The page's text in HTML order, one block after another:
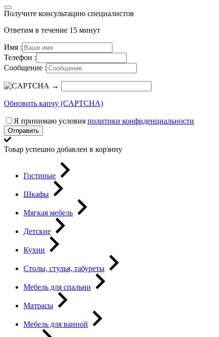
Получите консультацию специалистов
Ответим в течение 15 минут
Имя :
Телефон :
Сообщение :
→
Обновить капчу (CAPTCHA)
Я принимаю условия политики конфиденциальности
Отправить
Товар успешно добавлен в корзину
Гостиные
Шкафы
Мягкая мебель
Детские
Кухни
Столы, стулья, табуреты
Мебель для спальни
Матрасы
Мебель для ванной